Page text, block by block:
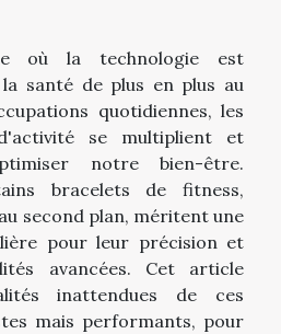
où la technologie est
santé de plus en plus au
quotidiennes, les
se multiplient et
notre bien-être.
bracelets de fitness,
second plan, méritent une
pour leur précision et
avancées. Cet article
inattendues de ces
mais performants, pour